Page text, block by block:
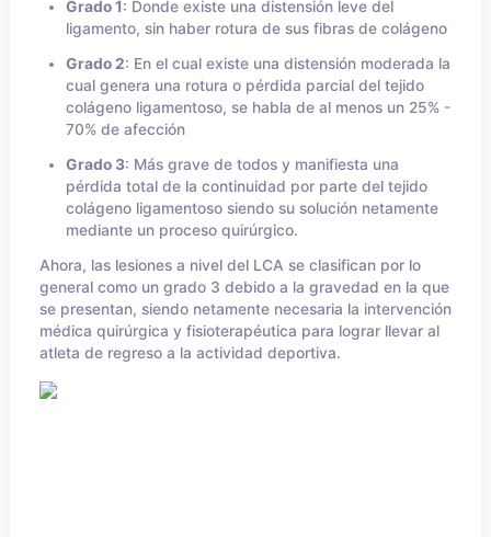
Grado 1: Donde existe una distensión leve del
ligamento, sin haber rotura de sus fibras de colágeno
Grado 2: En el cual existe una distensión moderada la
cual genera una rotura o pérdida parcial del tejido
colágeno ligamentoso, se habla de al menos un 25% -
70% de afección
Grado 3: Más grave de todos y manifiesta una
pérdida total de la continuidad por parte del tejido
colágeno ligamentoso siendo su solución netamente
mediante un proceso quirúrgico.
Ahora, las lesiones a nivel del LCA se clasifican por lo
general como un grado 3 debido a la gravedad en la que
se presentan, siendo netamente necesaria la intervención
médica quirúrgica y fisioterapéutica para lograr llevar al
atleta de regreso a la actividad deportiva.